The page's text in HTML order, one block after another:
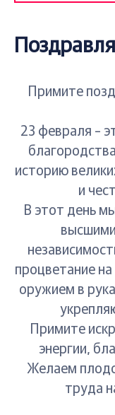
Примите
23 февраля –
историю
и
В этот день
процветание
оружием в
Примите
энергии,
Желаем
труда